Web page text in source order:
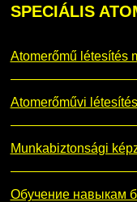
SPECIÁLIS
Atomerőmű létesítés
Atomerőművi
Munkabiztonsági
Обучение навыкам